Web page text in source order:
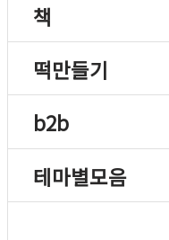
책
떡만들기
b2b
테마별모음